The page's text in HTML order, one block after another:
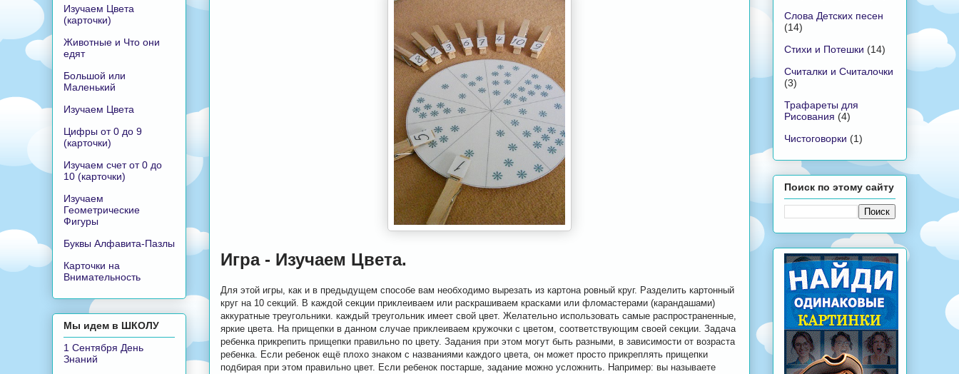
Игра - Изучаем Цвета.
Для этой игры, как и в предыдущем способе вам необходимо вырезать из картона ровный круг. Разделить картонный
круг на 10 секций. В каждой секции приклеиваем или раскрашиваем красками или фломастерами (карандашами)
аккуратные треугольники. каждый треугольник имеет свой цвет. Желательно использовать самые распространенные,
яркие цвета. На прищепки в данном случае приклеиваем кружочки с цветом, соответствующим своей секции. Задача
ребенка прикрепить прищепки правильно по цвету. Задания при этом могут быть разными, в зависимости от возраста
ребенка. Если ребенок ещё плохо знаком с названиями каждого цвета, он может просто прикреплять прищепки
подбирая при этом правильно цвет. Если ребенок постарше, задание можно усложнить. Например: вы называете
Изучаем Цвета
(карточки)
Животные и Что они
едят
Большой или
Маленький
Изучаем Цвета
Цифры от 0 до 9
(карточки)
Изучаем счет от 0 до
10 (карточки)
Изучаем
Геометрические
Фигуры
Буквы Алфавита-Пазлы
Карточки на
Внимательность
Мы идем в ШКОЛУ
1 Сентября День
Знаний
Слова Детских песен
(14)
Стихи и Потешки (14)
Считалки и Считалочки
(3)
Трафареты для
Рисования (4)
Чистоговорки (1)
Поиск по этому сайту